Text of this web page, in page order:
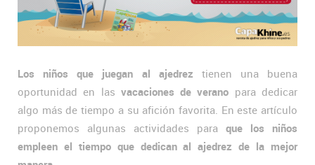
Los niños que juegan al ajedrez tienen una buena
oportunidad en las vacaciones de verano para dedicar
algo más de tiempo a su afición favorita. En este artículo
proponemos algunas actividades para que los niños
empleen el tiempo que dedican al ajedrez de la mejor